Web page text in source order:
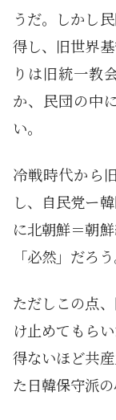
うだ。しかし
得し、旧世界
りは旧統一教
か、民団の中
い。
冷戦時代から
し、自民党ー
に北朝鮮＝朝
「必然」だろう
ただしこの点
け止めてもら
得ないほど共
た日韓保守派